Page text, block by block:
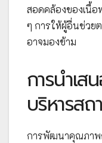
สอดคล้องของเนื้อ
ๆ การให้ผู้อื่นช่วย
อาจมองข้าม
การนำเส
บริหารส
การพัฒนาคุณภาพ